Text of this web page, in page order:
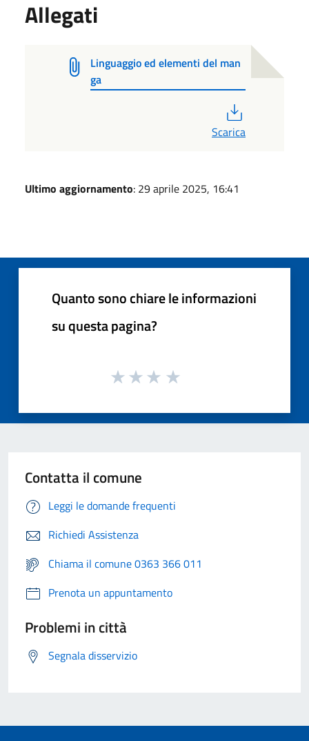
Allegati
Linguaggio ed elementi del man
ga
Scarica
Ultimo aggiornamento: 29 aprile 2025, 16:41
Quanto sono chiare le informazioni
su questa pagina?
Contatta il comune
Leggi le domande frequenti
Richiedi Assistenza
Chiama il comune 0363 366 011
Prenota un appuntamento
Problemi in città
Segnala disservizio